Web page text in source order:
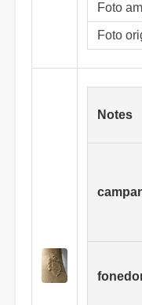
Foto
Foto
Notes